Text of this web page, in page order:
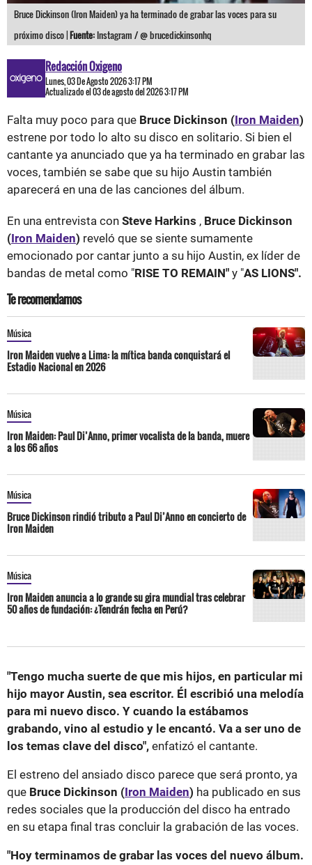
Bruce Dickinson (Iron Maiden) ya ha terminado de grabar las voces para su
próximo disco |Fuente: Instagram / @ brucedickinsonhq
Redacción Oxigeno
Lunes, 03 De Agosto 2026 3:17 PM
Actualizado el 03 de agosto del 2026 3:17 PM
Falta muy poco para que Bruce Dickinson (Iron Maiden)
estrene por todo lo alto su disco en solitario. Si bien el
cantante ya anunciado que ya ha terminado en grabar las
voces, también se sabe que su hijo Austin también
aparecerá en una de las canciones del álbum.
En una entrevista con Steve Harkins , Bruce Dickinson
(Iron Maiden) reveló que se siente sumamente
emocionado por cantar junto a su hijo Austin, ex líder de
bandas de metal como "RISE TO REMAIN" y "AS LIONS".
Te recomendamos
Música
Iron Maiden vuelve a Lima: la mítica banda conquistará el
Estadio Nacional en 2026
Música
Iron Maiden: Paul Di’Anno, primer vocalista de la banda, muere
a los 66 años
Música
Bruce Dickinson rindió tributo a Paul Di’Anno en concierto de
Iron Maiden
Música
Iron Maiden anuncia a lo grande su gira mundial tras celebrar
50 años de fundación: ¿Tendrán fecha en Perú?
"Tengo mucha suerte de que mis hijos, en particular mi
hijo mayor Austin, sea escritor. Él escribió una melodía
para mi nuevo disco. Y cuando la estábamos
grabando, vino al estudio y le encantó. Va a ser uno de
los temas clave del disco", enfatizó el cantante.
El estreno del ansiado disco parece que será pronto, ya
que Bruce Dickinson (Iron Maiden) ha publicado en sus
redes sociales que la producción del disco ha entrado
en su etapa final tras concluir la grabación de las voces.
"Hoy terminamos de grabar las voces del nuevo álbum.